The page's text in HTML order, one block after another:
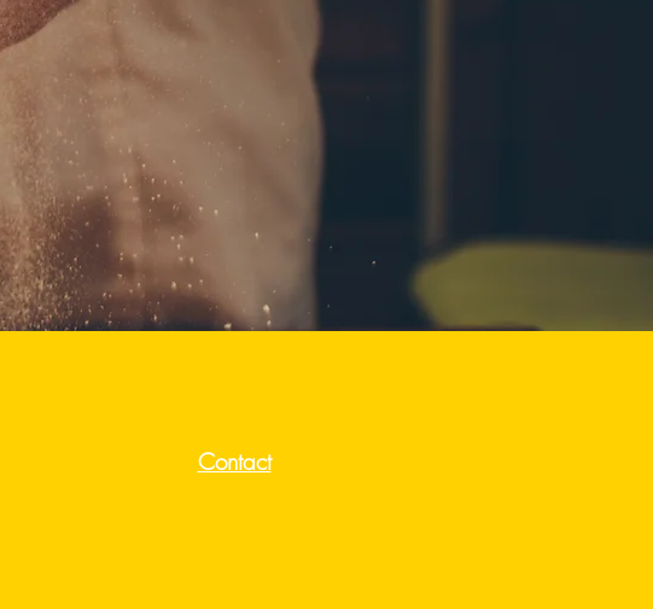
Contact